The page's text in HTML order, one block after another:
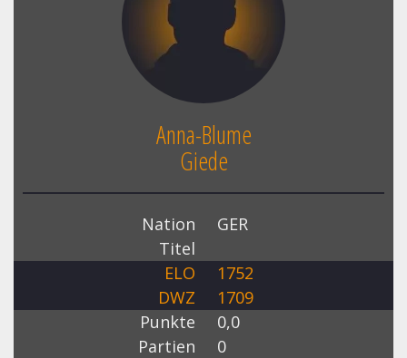
Anna-Blume
Giede
Nation
GER
Titel
ELO
1752
DWZ
1709
Punkte
0,0
Partien
0